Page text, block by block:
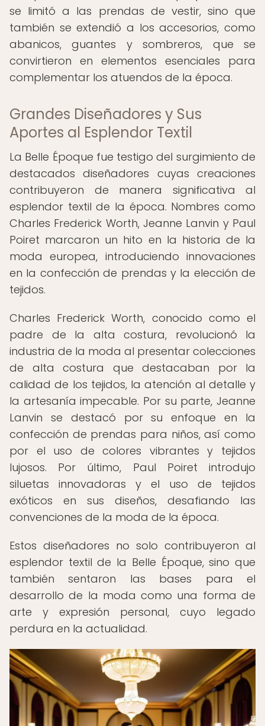
se limitó a las prendas de vestir, sino que
también se extendió a los accesorios, como
abanicos, guantes y sombreros, que se
convirtieron en elementos esenciales para
complementar los atuendos de la época.
Grandes Diseñadores y Sus
Aportes al Esplendor Textil
La Belle Époque fue testigo del surgimiento de
destacados diseñadores cuyas creaciones
contribuyeron de manera significativa al
esplendor textil de la época. Nombres como
Charles Frederick Worth, Jeanne Lanvin y Paul
Poiret marcaron un hito en la historia de la
moda europea, introduciendo innovaciones
en la confección de prendas y la elección de
tejidos.
Charles Frederick Worth, conocido como el
padre de la alta costura, revolucionó la
industria de la moda al presentar colecciones
de alta costura que destacaban por la
calidad de los tejidos, la atención al detalle y
la artesanía impecable. Por su parte, Jeanne
Lanvin se destacó por su enfoque en la
confección de prendas para niños, así como
por el uso de colores vibrantes y tejidos
lujosos. Por último, Paul Poiret introdujo
siluetas innovadoras y el uso de tejidos
exóticos en sus diseños, desafiando las
convenciones de la moda de la época.
Estos diseñadores no solo contribuyeron al
esplendor textil de la Belle Époque, sino que
también sentaron las bases para el
desarrollo de la moda como una forma de
arte y expresión personal, cuyo legado
perdura en la actualidad.